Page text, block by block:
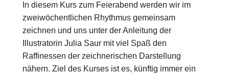
In diesem Kurs zum Feierabend werden wir im
zweiwöchentlichen Rhythmus gemeinsam
zeichnen und uns unter der Anleitung der
Illustratorin Julia Saur mit viel Spaß den
Raffinessen der zeichnerischen Darstellung
nähern. Ziel des Kurses ist es, künftig immer ein